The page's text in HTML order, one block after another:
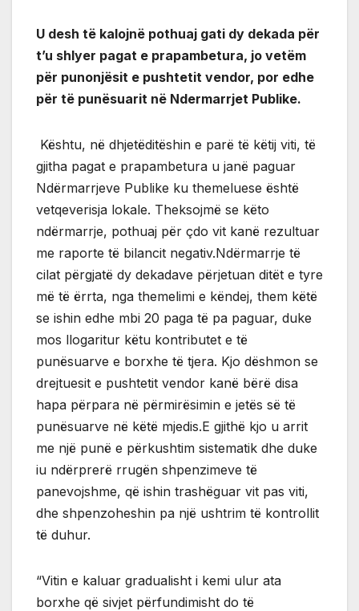
U desh të kalojnë pothuaj gati dy dekada për
t’u shlyer pagat e prapambetura, jo vetëm
për punonjësit e pushtetit vendor, por edhe
për të punësuarit në Ndermarrjet Publike.
Kështu, në dhjetëditëshin e parë të këtij viti, të
gjitha pagat e prapambetura u janë paguar
Ndërmarrjeve Publike ku themeluese është
vetqeverisja lokale. Theksojmë se këto
ndërmarrje, pothuaj për çdo vit kanë rezultuar
me raporte të bilancit negativ.Ndërmarrje të
cilat përgjatë dy dekadave përjetuan ditët e tyre
më të ërrta, nga themelimi e këndej, them këtë
se ishin edhe mbi 20 paga të pa paguar, duke
mos llogaritur këtu kontributet e të
punësuarve e borxhe të tjera. Kjo dëshmon se
drejtuesit e pushtetit vendor kanë bërë disa
hapa përpara në përmirësimin e jetës së të
punësuarve në këtë mjedis.E gjithë kjo u arrit
me një punë e përkushtim sistematik dhe duke
iu ndërprerë rrugën shpenzimeve të
panevojshme, që ishin trashëguar vit pas viti,
dhe shpenzoheshin pa një ushtrim të kontrollit
të duhur.
“Vitin e kaluar gradualisht i kemi ulur ata
borxhe që sivjet përfundimisht do të